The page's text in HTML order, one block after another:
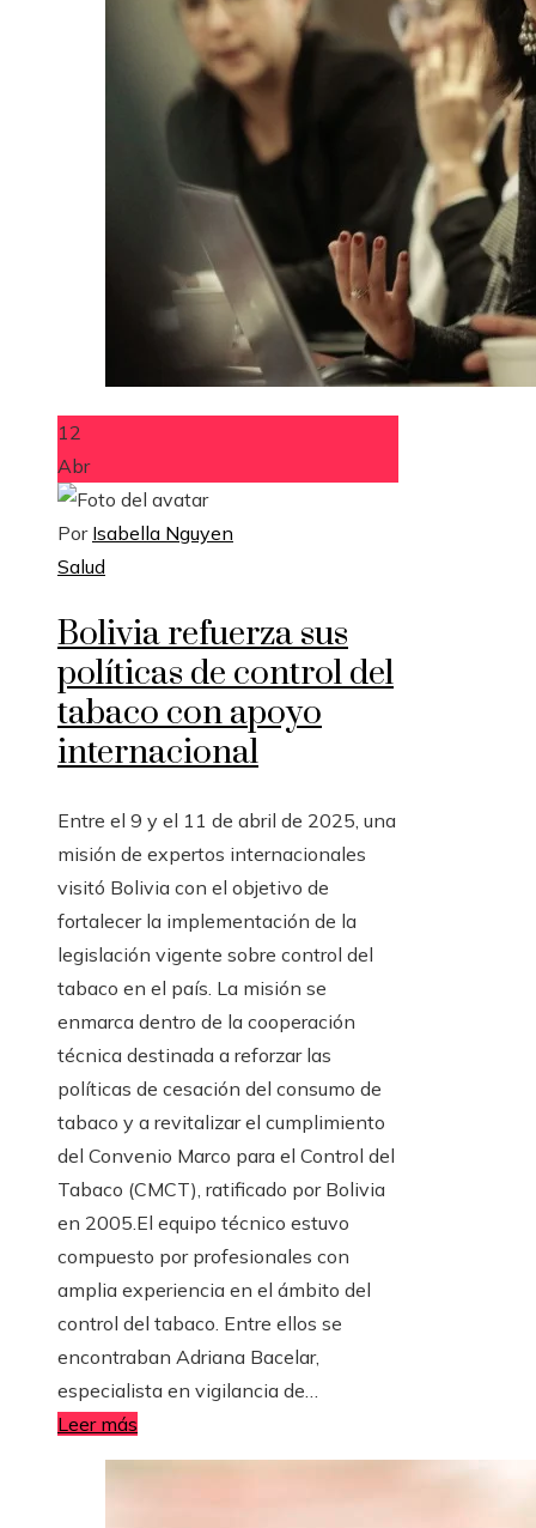
12
Abr
Por Isabella Nguyen
Salud
Bolivia refuerza sus
políticas de control del
tabaco con apoyo
internacional
Entre el 9 y el 11 de abril de 2025, una
misión de expertos internacionales
visitó Bolivia con el objetivo de
fortalecer la implementación de la
legislación vigente sobre control del
tabaco en el país. La misión se
enmarca dentro de la cooperación
técnica destinada a reforzar las
políticas de cesación del consumo de
tabaco y a revitalizar el cumplimiento
del Convenio Marco para el Control del
Tabaco (CMCT), ratificado por Bolivia
en 2005.​El equipo técnico estuvo
compuesto por profesionales con
amplia experiencia en el ámbito del
control del tabaco. Entre ellos se
encontraban Adriana Bacelar,
especialista en vigilancia de…
Leer más